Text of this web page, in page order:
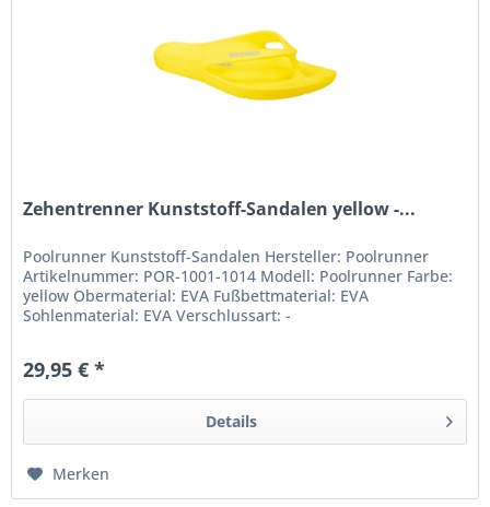
Zehentrenner Kunststoff-Sandalen yellow -...
Poolrunner Kunststoff-Sandalen Hersteller: Poolrunner
Artikelnummer: POR-1001-1014 Modell: Poolrunner Farbe:
yellow Obermaterial: EVA Fußbettmaterial: EVA
Sohlenmaterial: EVA Verschlussart: -
29,95 € *
Details
Merken